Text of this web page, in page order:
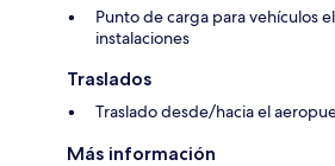
Punto de carga para vehículos
instalaciones
Traslados
Traslado desde/hacia el
Más información